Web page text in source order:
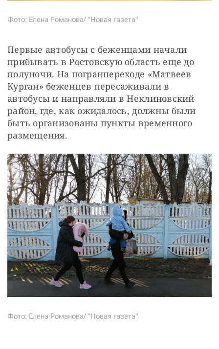
Фото: Елена Романова/ "Новая газета"
Первые автобусы с беженцами начали
прибывать в Ростовскую область еще до
полуночи. На погранпереходе «Матвеев
Курган» беженцев пересаживали в
автобусы и направляли в Неклиновский
район, где, как ожидалось, должны были
быть организованы пункты временного
размещения.
Фото: Елена Романова/ "Новая газета"